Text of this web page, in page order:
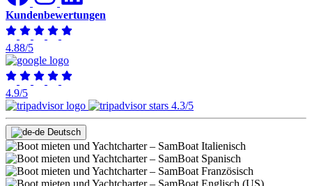
Kundenbewertungen
4.88/5
4.9/5
4.3/5
Deutsch
Italienisch
Spanisch
Französisch